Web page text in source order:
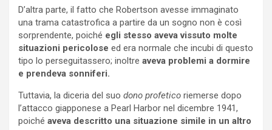
D’altra parte, il fatto che Robertson avesse immaginato
una trama catastrofica a partire da un sogno non è così
sorprendente, poiché egli stesso aveva vissuto molte
situazioni pericolose ed era normale che incubi di questo
tipo lo perseguitassero; inoltre aveva problemi a dormire
e prendeva sonniferi.
Tuttavia, la diceria del suo dono profetico riemerse dopo
l’attacco giapponese a Pearl Harbor nel dicembre 1941,
poiché aveva descritto una situazione simile in un altro